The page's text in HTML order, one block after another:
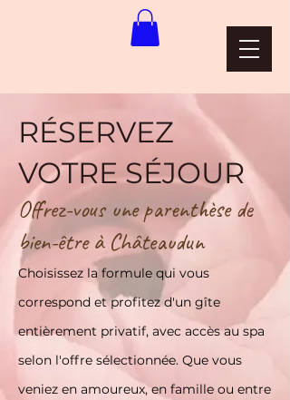
RÉSERVEZ
VOTRE SÉJOUR
Offrez-vous une parenthèse de
bien-être à Châteaudun
Choisissez la formule qui vous
correspond et profitez d'un gîte
entièrement privatif, avec accès au spa
selon l'offre sélectionnée. Que vous
veniez en amoureux, en famille ou entre